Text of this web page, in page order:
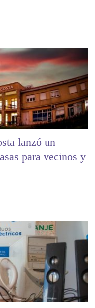
lanzó un
para vecinos y